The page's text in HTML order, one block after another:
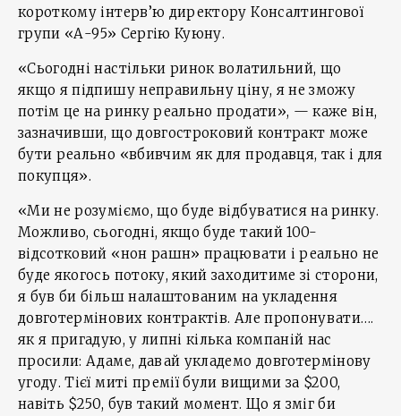
короткому інтерв’ю директору Консалтингової
групи «А-95» Сергію Куюну.
«Сьогодні настільки ринок волатильний, що
якщо я підпишу неправильну ціну, я не зможу
потім це на ринку реально продати», — каже він,
зазначивши, що довгостроковий контракт може
бути реально «вбивчим як для продавця, так і для
покупця».
«Ми не розуміємо, що буде відбуватися на ринку.
Можливо, сьогодні, якщо буде такий 100-
відсотковий «нон рашн» працювати і реально не
буде якогось потоку, який заходитиме зі сторони,
я був би більш налаштованим на укладення
довготермінових контрактів. Але пропонувати….
як я пригадую, у липні кілька компаній нас
просили: Адаме, давай укладемо довготермінову
угоду. Тієї миті премії були вищими за $200,
навіть $250, був такий момент. Що я зміг би